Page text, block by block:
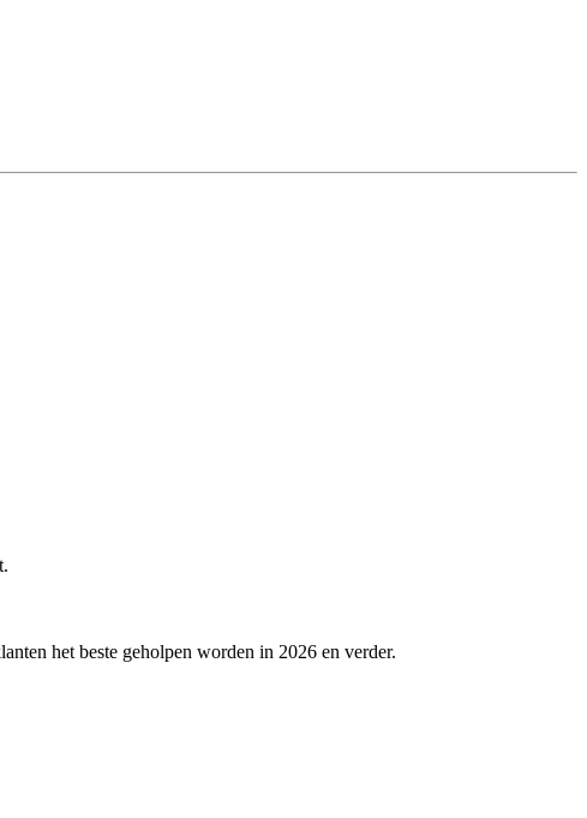
het beste geholpen worden in 2026 en verder.